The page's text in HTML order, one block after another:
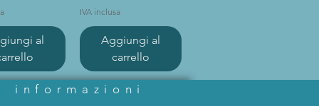
al
IVA inclusa
Aggiungi al
carrello
informazioni